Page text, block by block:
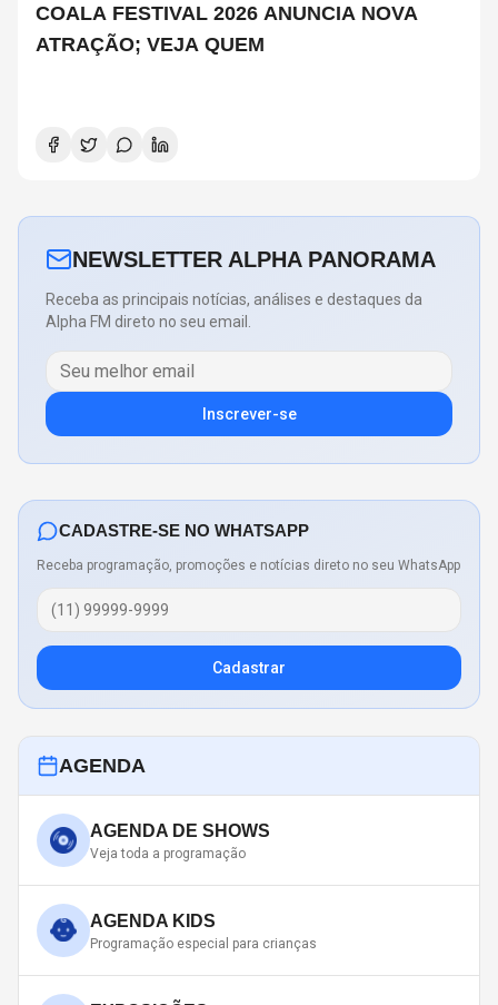
COALA FESTIVAL 2026 ANUNCIA NOVA
ATRAÇÃO; VEJA QUEM
NEWSLETTER ALPHA PANORAMA
Receba as principais notícias, análises e destaques da
Alpha FM direto no seu email.
Inscrever-se
CADASTRE-SE NO WHATSAPP
Receba programação, promoções e notícias direto no seu WhatsApp
Cadastrar
AGENDA
AGENDA DE SHOWS
Veja toda a programação
AGENDA KIDS
Programação especial para crianças